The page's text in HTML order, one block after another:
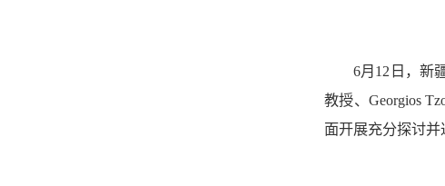
6月12日，新
教授、Georgios
面开展充分探讨并